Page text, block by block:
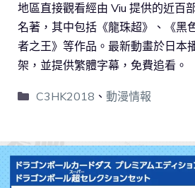
地區直接觀看經由 Viu 提供的近百
名著，其中包括《龍珠超》、《黑
者之王》等作品。最新動畫於日本
架，並提供繁體字幕，免費追看。
C3HK2018 、 動漫情報